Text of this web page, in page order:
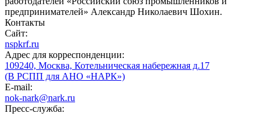
предпринимателей» Александр Николаевич Шохин.
Контакты
Сайт:
nspkrf.ru
Адрес для корреспонденции:
109240, Москва, Котельническая набережная д.17
(В РСПП для АНО «НАРК»)
E-mail:
nok-nark@nark.ru
Пресс-служба: